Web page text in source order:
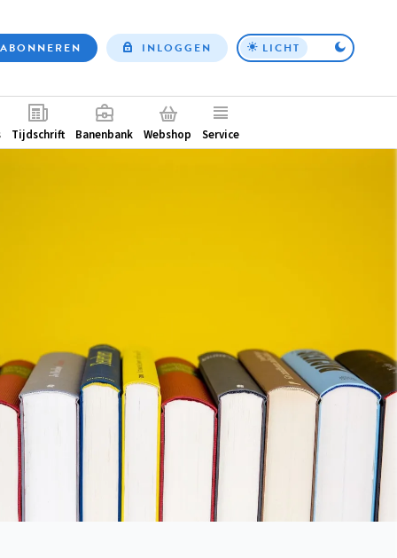
Top
ABONNEREN INLOGGEN LICHT
Tijdschrift Banenbank Webshop Service